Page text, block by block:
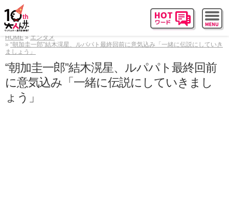
HOME
エンタメ
“朝加圭一郎”結木滉星、ルパパト最終回前に意気込み「一緒に伝説にしていき
ましょう」
“朝加圭一郎”結木滉星、ルパパト最終回前
に意気込み「一緒に伝説にしていきまし
ょう」